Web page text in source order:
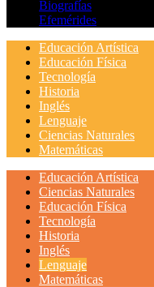
Biografías
Efemérides
Educación Artística
Educación Física
Tecnología
Historia
Inglés
Lenguaje
Ciencias Naturales
Matemáticas
Educación Artística
Ciencias Naturales
Educación Física
Tecnología
Historia
Inglés
Lenguaje
Matemáticas